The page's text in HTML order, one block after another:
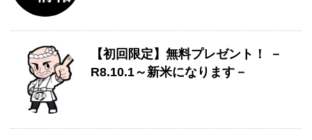
【初回限定】無料プレゼント！ －
R8.10.1～新米になります－